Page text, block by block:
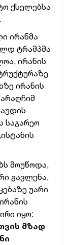
ქსელებსა
ირანმა
ტრამპმა
ირანის
ირანის
საგარეო
მოუწოდა,
გავლენა,
უარი
იყო:
მზად